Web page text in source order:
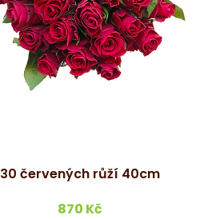
30 červených růží 40cm
870 Kč